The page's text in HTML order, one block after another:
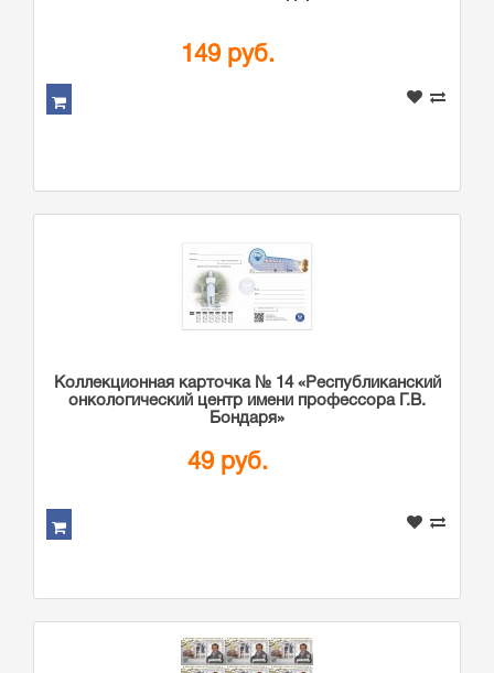
149 руб.
Коллекционная карточка № 14 «Республиканский
онкологический центр имени профессора Г.В.
Бондаря»
49 руб.